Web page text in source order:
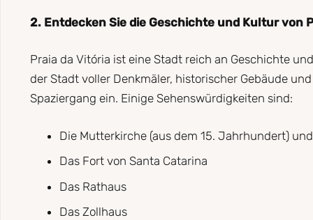
2. Entdecken Sie die Geschichte und Kultur von
Praia da Vitória ist eine Stadt reich an Geschichte
der Stadt voller Denkmäler, historischer Gebäude
Spaziergang ein. Einige Sehenswürdigkeiten sind:
Die Mutterkirche (aus dem 15. Jahrhundert)
Das Fort von Santa Catarina
Das Rathaus
Das Zollhaus